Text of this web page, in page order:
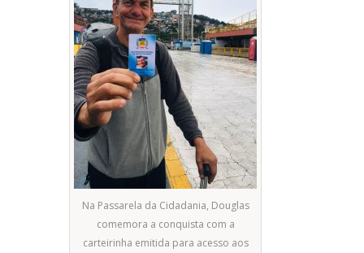
Na Passarela da Cidadania, Douglas
comemora a conquista com a
carteirinha emitida para acesso aos